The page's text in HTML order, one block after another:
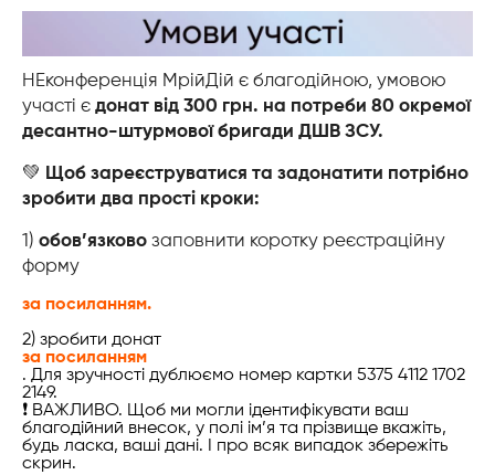
НЕконференція МрійДій є благодійною, умовою
участі є донат від 300 грн. на потреби 80 окремої
десантно-штурмової бригади ДШВ ЗСУ.
💚 Щоб зареєструватися та задонатити потрібно
зробити два прості кроки:
1) обов’язково заповнити коротку реєстраційну
форму
за посиланням.
2) зробити донат
за посиланням
. Для зручності дублюємо номер картки 5375 4112 1702
2149.
❗ ВАЖЛИВО. Щоб ми могли ідентифікувати ваш
благодійний внесок, у полі ім’я та прізвище вкажіть,
будь ласка, ваші дані. І про всяк випадок збережіть
скрин.